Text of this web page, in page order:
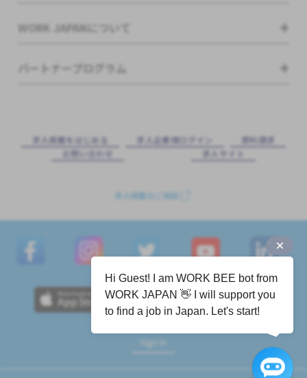
WORK JAPANについて
パートナープログラム
求⼈掲載をはじめる 求⼈企業様ログイン
資料請求
お問い合わせ
求⼈サイト
求人掲載のご相談
Sign in
Hi Guest! I am WORK BEE bot from
WORK JAPAN 👋 I will support you
to find a job in Japan. Let's start!